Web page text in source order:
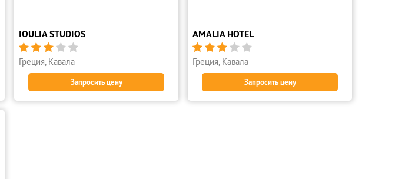
IOULIA STUDIOS
    
Греция, Кавала
Запросить цену
AMALIA HOTEL
    
Греция, Кавала
Запросить цену